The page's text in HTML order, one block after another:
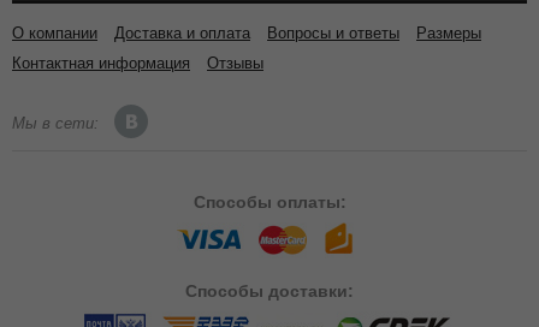
О компании Доставка и оплата Вопросы и ответы
Размеры
Контактная информация
Отзывы
Мы в сети:
Способы оплаты:
Способы доставки: